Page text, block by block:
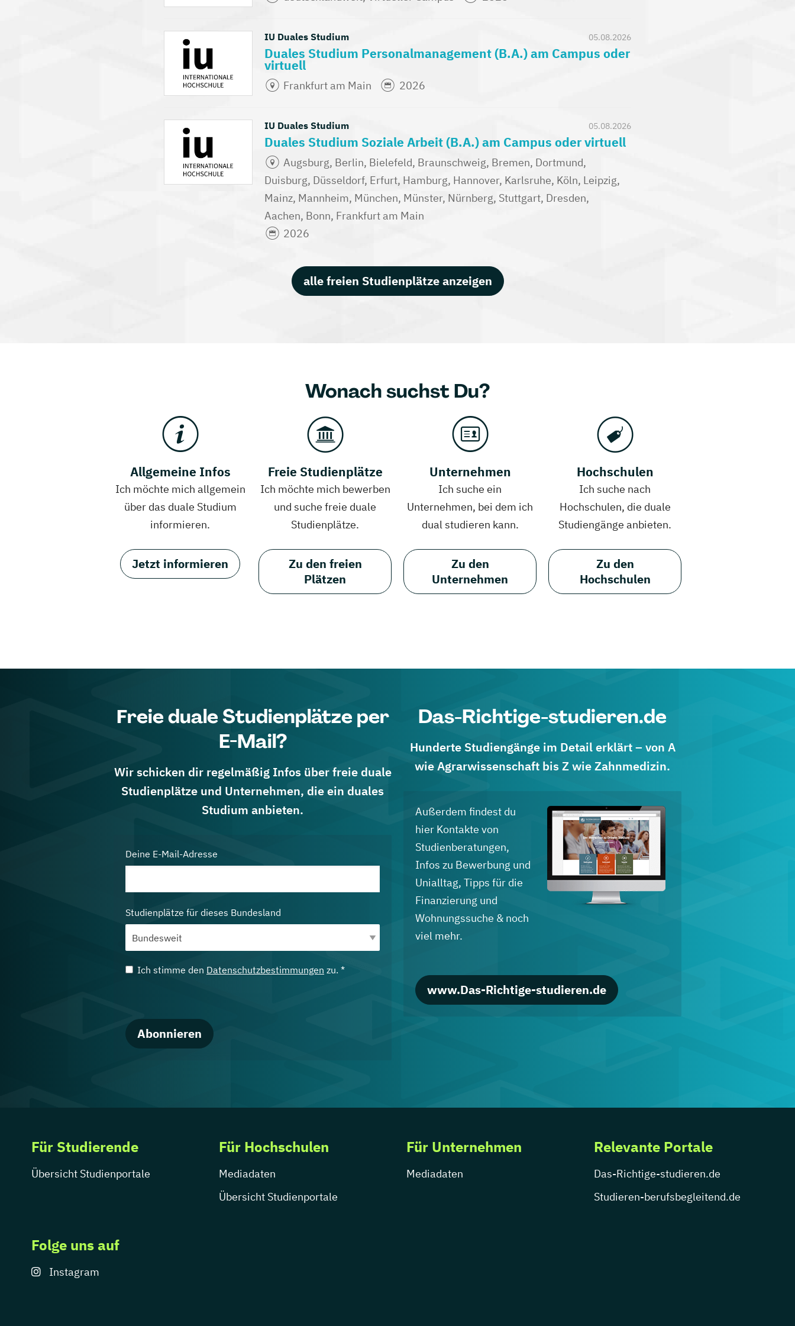
05.08.2026
IU Duales Studium
Duales Studium Personalmanagement (B.A.) am Campus oder
virtuell
Frankfurt am Main 2026
05.08.2026
IU Duales Studium
Duales Studium Soziale Arbeit (B.A.) am Campus oder virtuell
Augsburg, Berlin, Bielefeld, Braunschweig, Bremen, Dortmund,
Duisburg, Düsseldorf, Erfurt, Hamburg, Hannover, Karlsruhe, Köln, Leipzig,
Mainz, Mannheim, München, Münster, Nürnberg, Stuttgart, Dresden,
Aachen, Bonn, Frankfurt am Main
2026
alle freien Studienplätze anzeigen
Wonach suchst Du?
Allgemeine Infos
Ich möchte mich allgemein
über das duale Studium
informieren.
Jetzt informieren
Freie Studienplätze
Ich möchte mich bewerben
und suche freie duale
Studienplätze.
Zu den freien
Plätzen
Unternehmen
Ich suche ein
Unternehmen, bei dem ich
dual studieren kann.
Zu den
Unternehmen
Hochschulen
Ich suche nach
Hochschulen, die duale
Studiengänge anbieten.
Zu den
Hochschulen
Freie duale Studienplätze per
E-Mail?
Wir schicken dir regelmäßig Infos über freie duale
Studienplätze und Unternehmen, die ein duales
Studium anbieten.
Deine E-Mail-Adresse
Studienplätze für dieses Bundesland
Ich stimme den Datenschutzbestimmungen zu. *
Abonnieren
Das-Richtige-studieren.de
Hunderte Studiengänge im Detail erklärt – von A
wie Agrarwissenschaft bis Z wie Zahnmedizin.
Außerdem findest du
hier Kontakte von
Studienberatungen,
Infos zu Bewerbung und
Unialltag, Tipps für die
Finanzierung und
Wohnungssuche & noch
viel mehr.
www.Das-Richtige-studieren.de
Für Studierende
Übersicht Studienportale
Für Hochschulen
Mediadaten
Übersicht Studienportale
Für Unternehmen
Mediadaten
Relevante Portale
Das-Richtige-studieren.de
Studieren-berufsbegleitend.de
Folge uns auf
Instagram